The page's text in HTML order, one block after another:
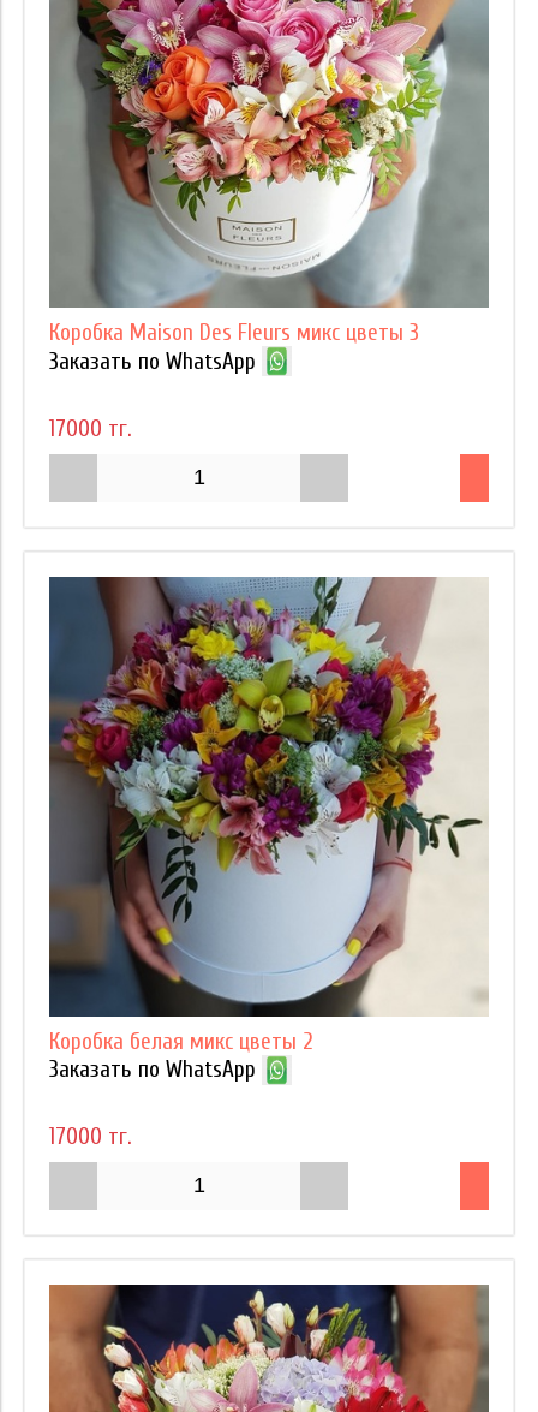
Коробка Maison Des Fleurs микс цветы 3
Заказать по WhatsApp
17000 тг.
Коробка белая микс цветы 2
Заказать по WhatsApp
17000 тг.